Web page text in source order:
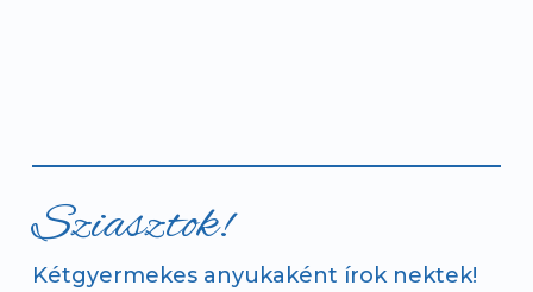
Sziasztok!
Kétgyermekes anyukaként írok nektek!